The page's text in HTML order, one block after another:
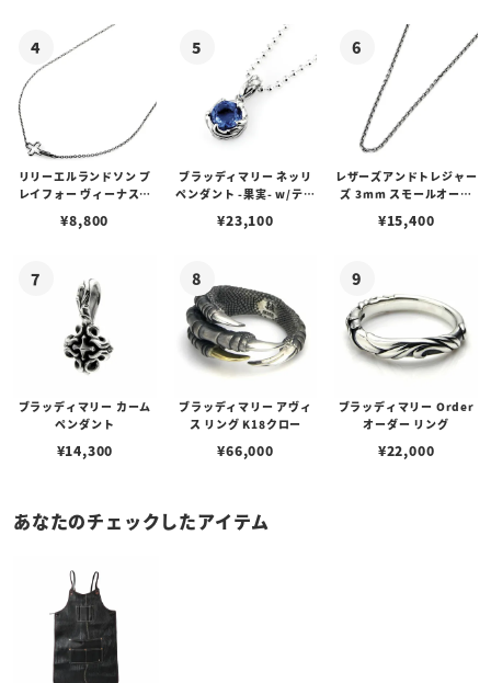
リリーエルランドソン プ
レイフォー ヴィーナスチ
¥8,800
ブラッディマリー ネッリ
ペンダント -果実- w/ティ
¥23,100
レザーズアンドトレジャー
ズ 3mm スモールオーバ
ブスタークラスプ＆LTロ
¥15,400
ブラッディマリー カーム
ペンダント
¥14,300
ブラッディマリー アヴィ
ス リング K18クロー
¥66,000
ブラッディマリー Order
オーダー リング
¥22,000
あなたのチェックしたアイテム